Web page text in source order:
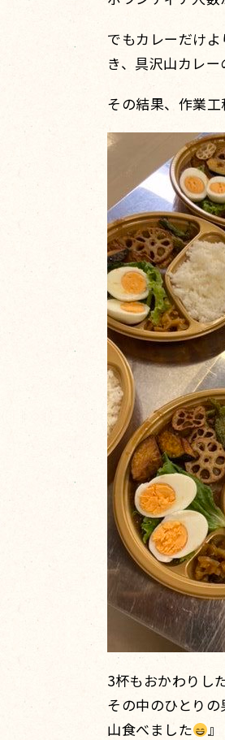
でもカレーだけ
き、具沢山カレ
その結果、作業
3杯もおかわりし
その中のひとり
山食べました